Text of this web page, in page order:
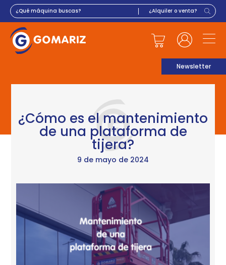
Newsletter
¿Cómo es el mantenimiento
de una plataforma de
tijera?
9 de mayo de 2024